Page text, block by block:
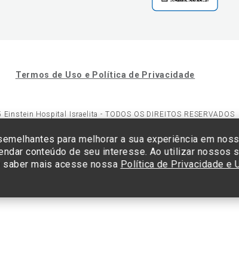
Termos de Uso e Política de Privacidade
Einstein Hospital Israelita - TODOS OS DIREITOS RESERVADOS
para melhorar a sua experiência em
conteúdo de seu interesse. Ao utilizar nossos
saber mais acesse nossa Política de Privacidade e